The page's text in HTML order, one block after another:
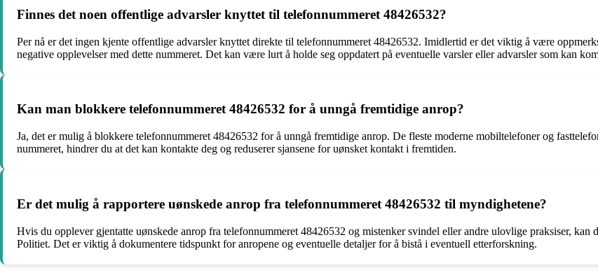
Finnes det noen offentlige advarsler knyttet til telefonnummeret 48426532?
Per nå er det ingen kjente offentlige advarsler knyttet direkte til telefonnummeret 48426532. Imidlertid er det viktig å være
negative opplevelser med dette nummeret. Det kan være lurt å holde seg oppdatert på eventuelle varsler eller advarsler som kan
Kan man blokkere telefonnummeret 48426532 for å unngå fremtidige anrop?
Ja, det er mulig å blokkere telefonnummeret 48426532 for å unngå fremtidige anrop. De fleste moderne mobiltelefoner og
nummeret, hindrer du at det kan kontakte deg og reduserer sjansene for uønsket kontakt i fremtiden.
Er det mulig å rapportere uønskede anrop fra telefonnummeret 48426532 til myndighetene?
Hvis du opplever gjentatte uønskede anrop fra telefonnummeret 48426532 og mistenker svindel eller andre ulovlige praksiser,
Politiet. Det er viktig å dokumentere tidspunkt for anropene og eventuelle detaljer for å bistå i eventuell etterforskning.